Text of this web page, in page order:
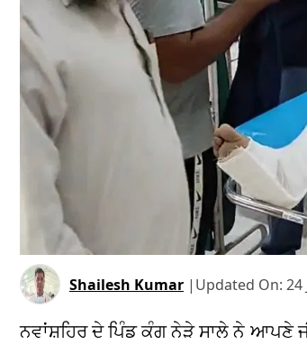
Shailesh Kumar | Updated On: 24
ਨਵਾਂਸ਼ਹਿਰ ਦੇ ਪਿੰਡ ਕੰਗ ਨੇੜੇ ਸਾਲੇ ਨੇ ਆਪਣੇ